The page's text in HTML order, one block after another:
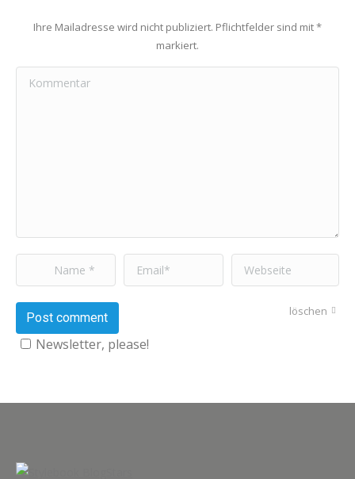
Ihre Mailadresse wird nicht publiziert. Pflichtfelder sind mit*
markiert.
Kommentar
Name * Email * Webseite
löschen
Post comment
Newsletter, please!